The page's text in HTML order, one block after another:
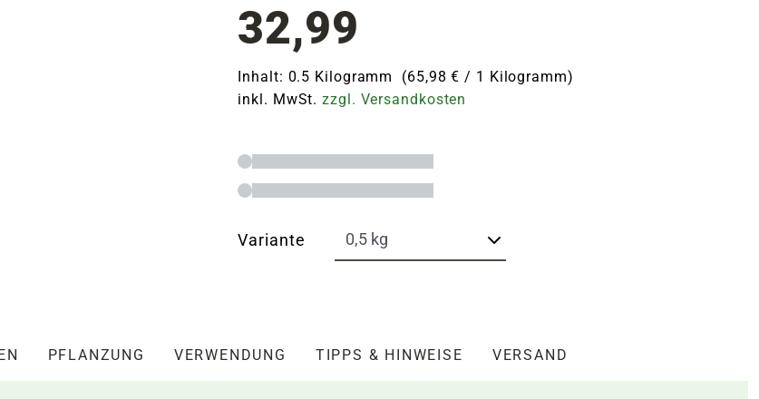
32,99
Inhalt: 0.5 Kilogramm (65,98 € / 1 Kilogramm)
inkl. MwSt.zzgl. Versandkosten
Variante
PFLANZUNG VERWENDUNG TIPPS & HINWEISE VERSAND